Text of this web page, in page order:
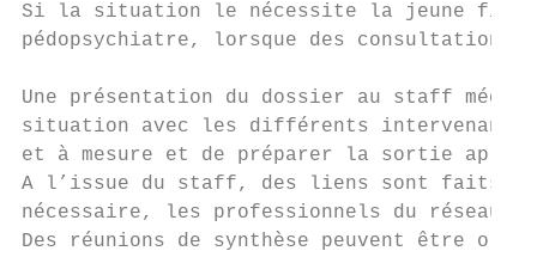
Si la situation le nécessite la jeune fille
pédopsychiatre, lorsque des consultations
Une présentation du dossier au staff
situation avec les différents
et à mesure et de préparer la sortie après
A l’issue du staff, des liens sont faits
nécessaire, les professionnels du réseau
Des réunions de synthèse peuvent être